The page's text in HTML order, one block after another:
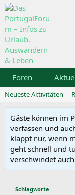
Foren
Neueste Aktivitäten
Gäste können im
verfassen und
klappt nur, wenn
geht schnell und
verschwindet
Schlagworte